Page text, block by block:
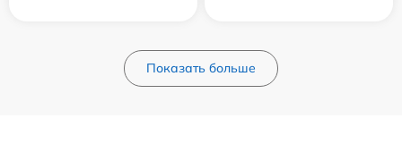
Показать больше